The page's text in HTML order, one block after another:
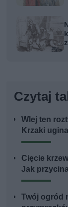
Czytaj
Wlej ten
Krzaki
Cięcie
Jak
Twój ogród